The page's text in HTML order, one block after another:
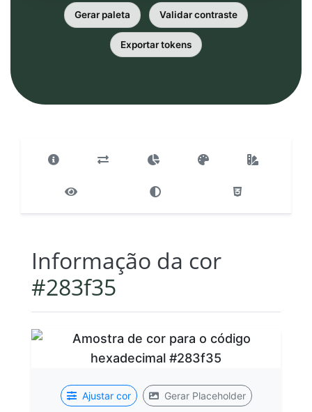
Gerar paleta Validar contraste
Exportar tokens
Informação da cor
#283f35
Ajustar cor Gerar Placeholder